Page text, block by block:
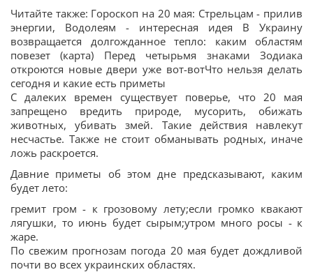
Читайте также: Гороскоп на 20 мая: Стрельцам - прилив
энергии, Водолеям - интересная идея В Украину
возвращается долгожданное тепло: каким областям
повезет (карта) Перед четырьмя знаками Зодиака
откроются новые двери уже вот-вотЧто нельзя делать
сегодня и какие есть приметы
С далеких времен существует поверье, что 20 мая
запрещено вредить природе, мусорить, обижать
животных, убивать змей. Такие действия навлекут
несчастье. Также не стоит обманывать родных, иначе
ложь раскроется.
Давние приметы об этом дне предсказывают, каким
будет лето:
гремит гром - к грозовому лету;если громко квакают
лягушки, то июнь будет сырым;утром много росы - к
жаре.
По свежим прогнозам погода 20 мая будет дождливой
почти во всех украинских областях.